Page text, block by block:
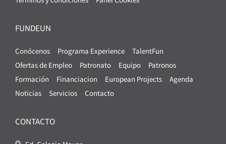
FUNDEUN
Conócenos Programa Experience
TalentFun
Ofertas de Empleo
Patronato Equipo
Patronos
Formación
Financiacion European Projects
Agenda
Noticias
Servicios Contacto
CONTACTO